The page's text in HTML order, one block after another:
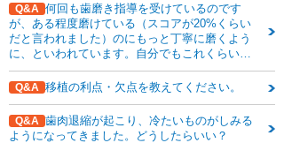
Q&A
何回も歯磨き指導を受けているのです
が、ある程度磨けている（スコアが20%くらい
だと言われました）のにもっと丁寧に磨くよう
に、といわれています。自分でもこれくらいが
限界だと思いますし、自分で磨くよりも治療を
していただいた方が早く治るのではないでしょ
うか？
Q&A 移植の利点・欠点を教えてください。
Q&A
歯肉退縮が起こり、冷たいものがしみる
ようになってきました。どうしたらいい？